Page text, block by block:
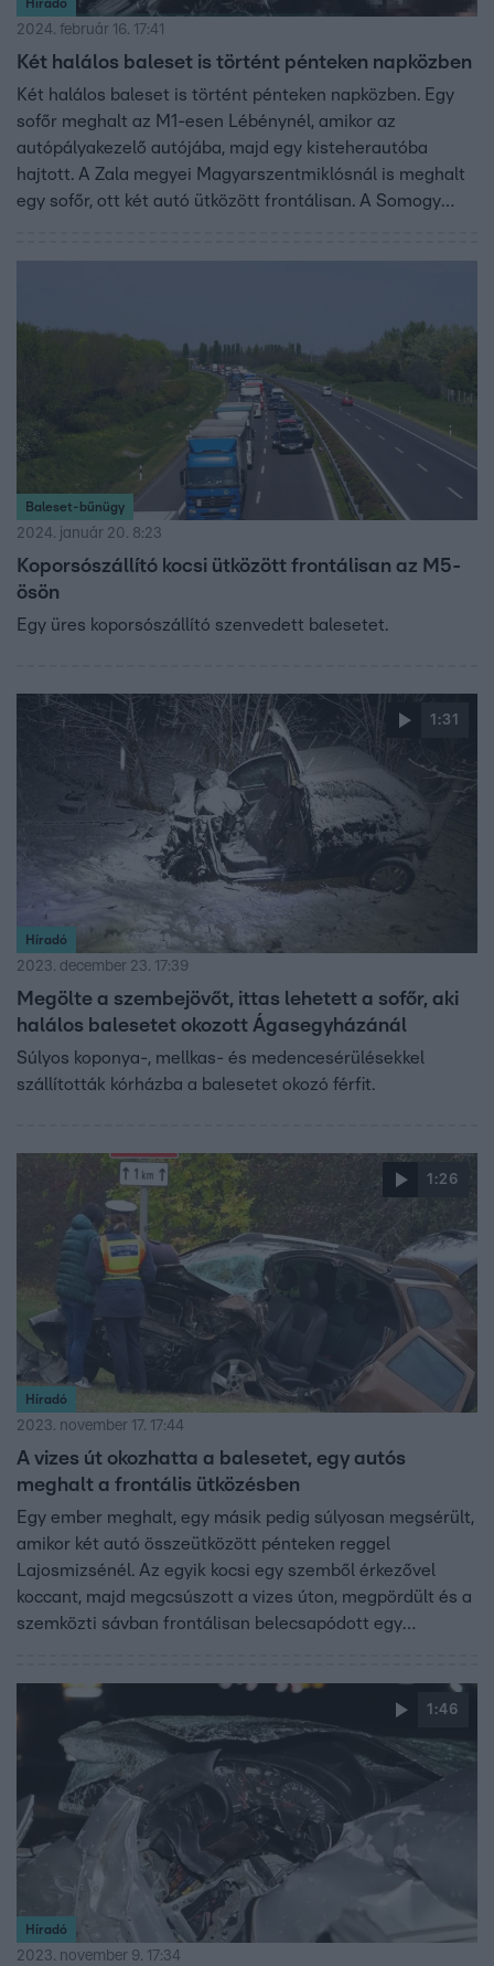
Híradó
2024. február 16. 17:41
Két halálos baleset is történt pénteken napközben
Két halálos baleset is történt pénteken napközben. Egy
sofőr meghalt az M1-esen Lébénynél, amikor az
autópályakezelő autójába, majd egy kisteherautóba
hajtott. A Zala megyei Magyarszentmiklósnál is meghalt
egy sofőr, ott két autó ütközött frontálisan. A Somogy
Baleset-bűnügy
2024. január 20. 8:23
Koporsószállító kocsi ütközött frontálisan az M5-
ösön
Egy üres koporsószállító szenvedett balesetet.
1:31
Híradó
2023. december 23. 17:39
Megölte a szembejövőt, ittas lehetett a sofőr, aki
halálos balesetet okozott Ágasegyházánál
Súlyos koponya-, mellkas- és medencesérülésekkel
szállították kórházba a balesetet okozó férfit.
1:26
Híradó
2023. november 17. 17:44
A vizes út okozhatta a balesetet, egy autós
meghalt a frontális ütközésben
Egy ember meghalt, egy másik pedig súlyosan megsérült,
amikor két autó összeütközött pénteken reggel
Lajosmizsénél. Az egyik kocsi egy szemből érkezővel
koccant, majd megcsúszott a vizes úton, megpördült és a
szemközti sávban frontálisan belecsapódott egy
1:46
Híradó
2023. november 9. 17:34